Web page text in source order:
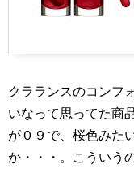
クラランスのコンフ
いなって思ってた商
が０９で、桜色みた
か・・・。こういう